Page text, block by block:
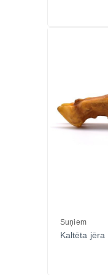
kaltējumiem, kas
daudzumu.
mitrums 8,6%.
Suņiem
Kaltēta jēra